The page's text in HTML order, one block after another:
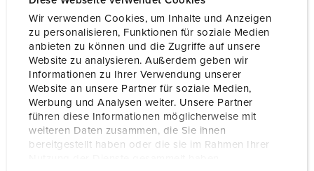
Wir verwenden Cookies, um Inhalte und Anzeigen
zu personalisieren, Funktionen für soziale Medien
anbieten zu können und die Zugriffe auf unsere
Website zu analysieren. Außerdem geben wir
Informationen zu Ihrer Verwendung unserer
Website an unsere Partner für soziale Medien,
Werbung und Analysen weiter. Unsere Partner
führen diese Informationen möglicherweise mit
weiteren Daten zusammen, die Sie ihnen
bereitgestellt haben oder die sie im Rahmen Ihrer
Tekniska specifikationer
Monteringsplåt för energipollare 6303909
CEE 16 A, 5 p, 400 V 2
SCHUKO® 2